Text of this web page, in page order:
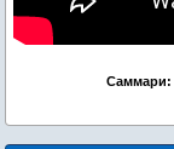
Саммари: